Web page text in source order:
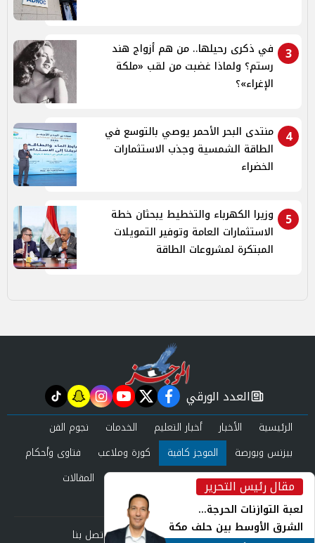
3
في ذكرى رحيلها.. من هم أزواج هند
رستم؟ ولماذا غضبت من لقب «ملكة
الإغراء»؟
4
منتدى البحر الأحمر يوصي بالتوسع في
الطاقة الشمسية وجذب الاستثمارات
الخضراء
5
وزيرا الكهرباء والتخطيط يبحثان خطة
الاستثمارات العامة وتوفير التمويلات
المبتكرة لمشروعات الطاقة
مقال رئيس التحرير
لعبة التوازنات الحرجة...
الشرق الأوسط بين حلف مكة
newspaper
العدد الورقي facebook
twitter
youtube
instagram
snapchat
tiktok
الرئيسية الأخبار أخبار التعليم الخدمات
نجوم الفن
بيزنس وبورصة
الموجز كافية كورة وملاعب
فتاوى وأحكام
صحة وجمال
عرب وعالم حوادث ومحاكم
المقالات
العدد الورقي
من نحن
سياسة الخصوصية اتصل بنا